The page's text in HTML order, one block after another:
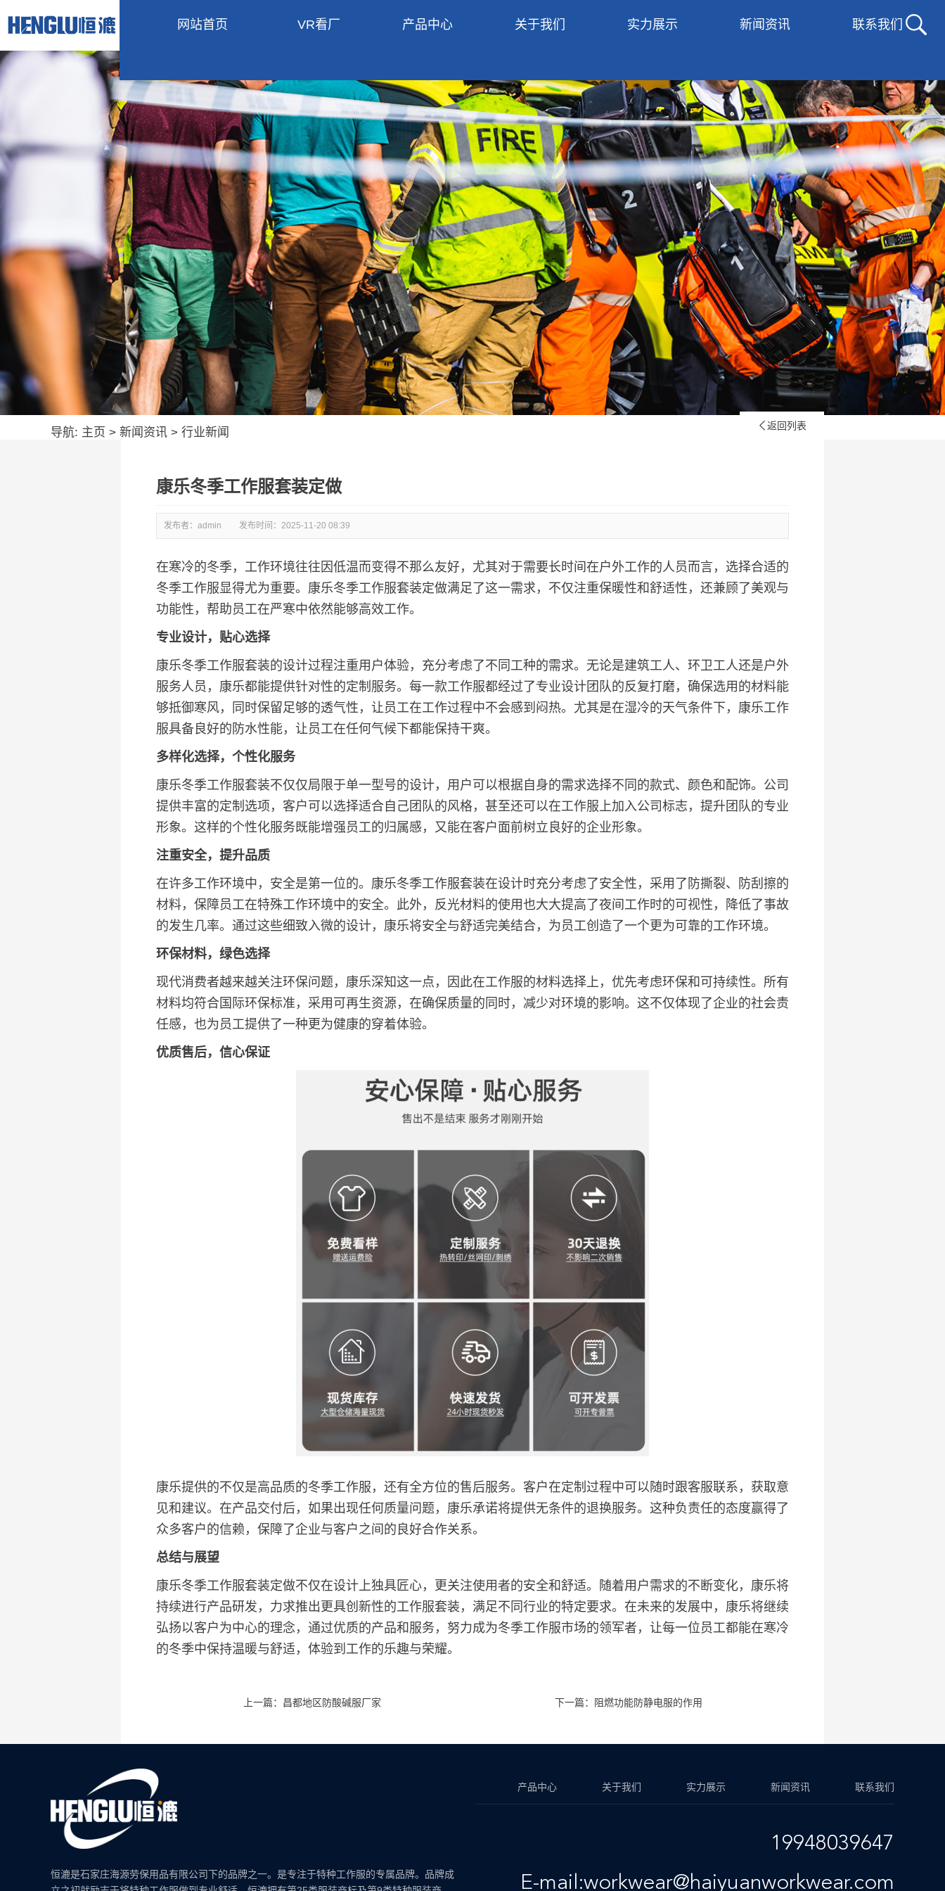
网站首页 VR看厂 产品中心 关于我们 实力展示 新闻资讯 联系我们
导航: 主页 > 新闻资讯 > 行业新闻  返回列表
康乐冬季工作服套装定做
发布者：admin 发布时间： 2025-11-20 08:39
在寒冷的冬季，工作环境往往因低温而变得不那么友好，尤其对于需要长时间在户外工作的人员而言，选择合适的
冬季工作服显得尤为重要。康乐冬季工作服套装定做满足了这一需求，不仅注重保暖性和舒适性，还兼顾了美观与
功能性，帮助员工在严寒中依然能够高效工作。
专业设计，贴心选择
康乐冬季工作服套装的设计过程注重用户体验，充分考虑了不同工种的需求。无论是建筑工人、环卫工人还是户外
服务人员，康乐都能提供针对性的定制服务。每一款工作服都经过了专业设计团队的反复打磨，确保选用的材料能
够抵御寒风，同时保留足够的透气性，让员工在工作过程中不会感到闷热。尤其是在湿冷的天气条件下，康乐工作
服具备良好的防水性能，让员工在任何气候下都能保持干爽。
多样化选择，个性化服务
康乐冬季工作服套装不仅仅局限于单一型号的设计，用户可以根据自身的需求选择不同的款式、颜色和配饰。公司
提供丰富的定制选项，客户可以选择适合自己团队的风格，甚至还可以在工作服上加入公司标志，提升团队的专业
形象。这样的个性化服务既能增强员工的归属感，又能在客户面前树立良好的企业形象。
注重安全，提升品质
在许多工作环境中，安全是第一位的。康乐冬季工作服套装在设计时充分考虑了安全性，采用了防撕裂、防刮擦的
材料，保障员工在特殊工作环境中的安全。此外，反光材料的使用也大大提高了夜间工作时的可视性，降低了事故
的发生几率。通过这些细致入微的设计，康乐将安全与舒适完美结合，为员工创造了一个更为可靠的工作环境。
环保材料，绿色选择
现代消费者越来越关注环保问题，康乐深知这一点，因此在工作服的材料选择上，优先考虑环保和可持续性。所有
材料均符合国际环保标准，采用可再生资源，在确保质量的同时，减少对环境的影响。这不仅体现了企业的社会责
任感，也为员工提供了一种更为健康的穿着体验。
优质售后，信心保证
康乐提供的不仅是高品质的冬季工作服，还有全方位的售后服务。客户在定制过程中可以随时跟客服联系，获取意
见和建议。在产品交付后，如果出现任何质量问题，康乐承诺将提供无条件的退换服务。这种负责任的态度赢得了
众多客户的信赖，保障了企业与客户之间的良好合作关系。
总结与展望
康乐冬季工作服套装定做不仅在设计上独具匠心，更关注使用者的安全和舒适。随着用户需求的不断变化，康乐将
持续进行产品研发，力求推出更具创新性的工作服套装，满足不同行业的特定要求。在未来的发展中，康乐将继续
弘扬以客户为中心的理念，通过优质的产品和服务，努力成为冬季工作服市场的领军者，让每一位员工都能在寒冷
的冬季中保持温暖与舒适，体验到工作的乐趣与荣耀。
上一篇：昌都地区防酸碱服厂家 下一篇：阻燃功能防静电服的作用
恒漉是石家庄海源劳保用品有限公司下的品牌之一。是专注于特种工作服的专属品牌。品牌成
产品中心 关于我们 实力展示 新闻资讯 联系我们
19948039647
E-mail:workwear@haiyuanworkwear.com